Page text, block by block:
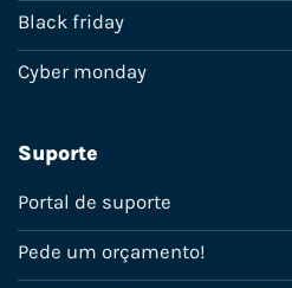
Black friday
Cyber monday
Suporte
Portal de suporte
Pede um orçamento!